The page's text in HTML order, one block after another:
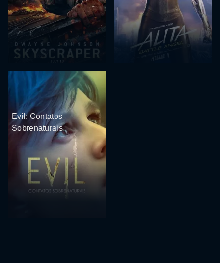
Evil: Contatos
Sobrenaturais